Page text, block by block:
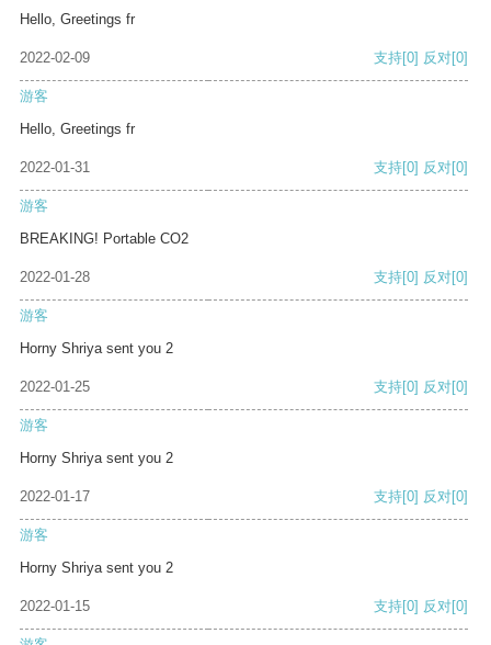
Hello, Greetings fr
2022-02-09 支持[0] 反对[0]
游客
Hello, Greetings fr
2022-01-31 支持[0] 反对[0]
游客
BREAKING! Portable CO2
2022-01-28 支持[0] 反对[0]
游客
Horny Shriya sent you 2
2022-01-25 支持[0] 反对[0]
游客
Horny Shriya sent you 2
2022-01-17 支持[0] 反对[0]
游客
Horny Shriya sent you 2
2022-01-15 支持[0] 反对[0]